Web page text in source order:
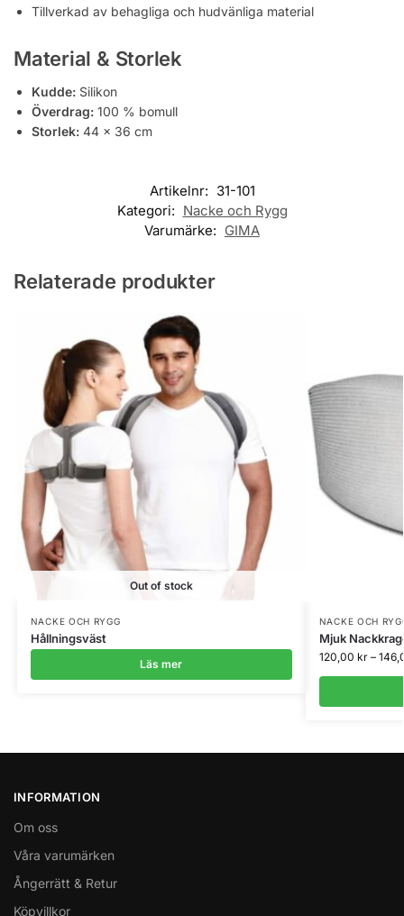
Tillverkad av behagliga och hudvänliga material
Material & Storlek
Kudde: Silikon
Överdrag: 100 % bomull
Storlek: 44 × 36 cm
Artikelnr: 31-101
Kategori: Nacke och Rygg
Varumärke: GIMA
Relaterade produkter
Out of stock
NACKE OCH RYGG
Hållningsväst
Läs mer
NACKE OCH
Mjuk
120,00 kr –
INFORMATION
Om oss
Våra varumärken
Ångerrätt & Retur
Köpvillkor